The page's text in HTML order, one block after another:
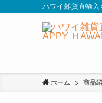
ハワイ雑貨直輸入
ホーム 商品